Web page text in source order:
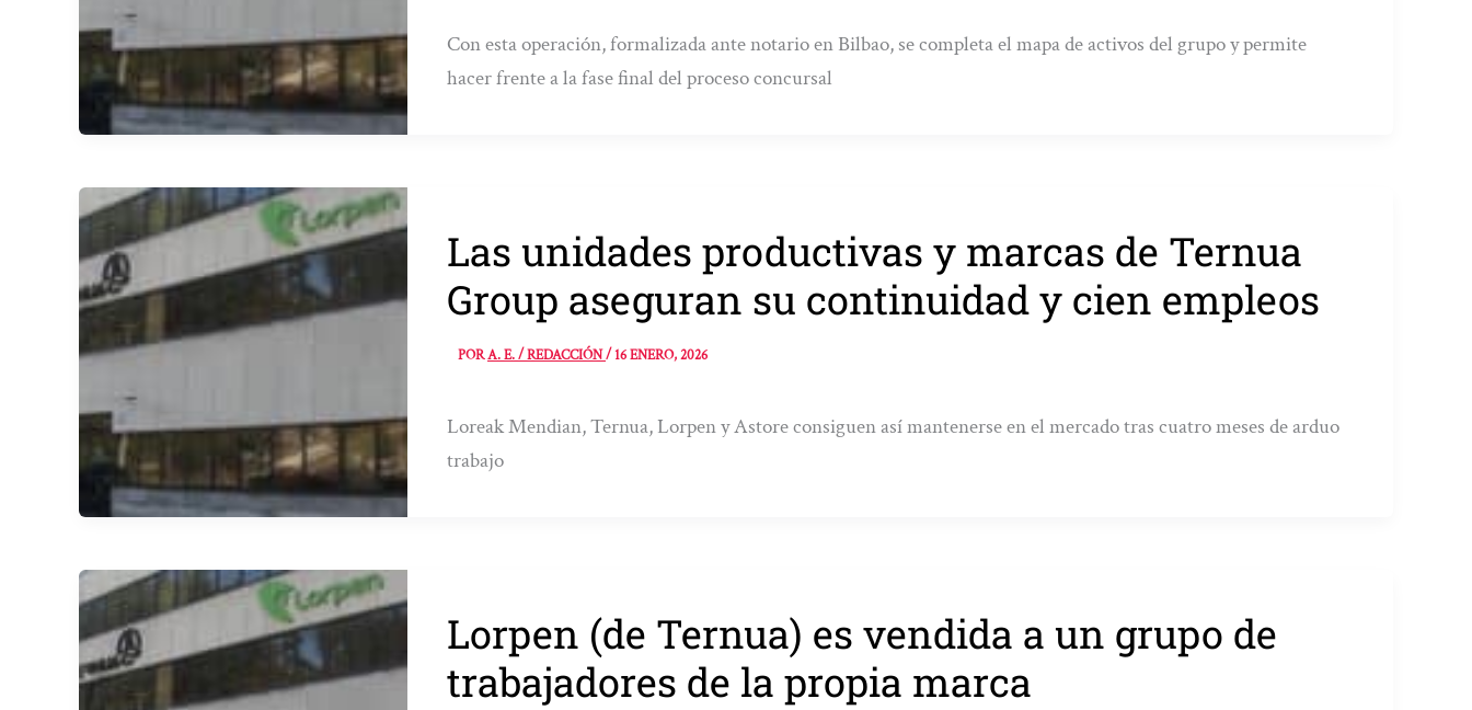
Con esta operación, formalizada ante notario en Bilbao, se completa el mapa de activos del grupo y permite
hacer frente a la fase final del proceso concursal
Las unidades productivas y marcas de Ternua
Group aseguran su continuidad y cien empleos
PORA. E. / REDACCIÓN/16 ENERO, 2026
Loreak Mendian, Ternua, Lorpen y Astore consiguen así mantenerse en el mercado tras cuatro meses de arduo
trabajo
Lorpen (de Ternua) es vendida a un grupo de
trabajadores de la propia marca